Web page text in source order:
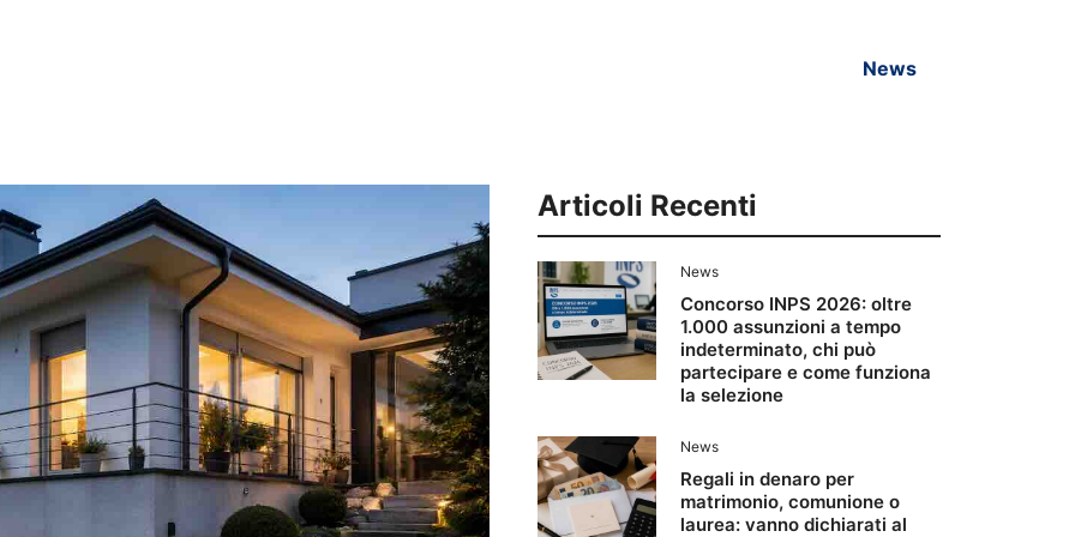
News
Articoli Recenti
News
Concorso INPS 2026: oltre
1.000 assunzioni a tempo
indeterminato, chi può
partecipare e come funziona
la selezione
News
Regali in denaro per
matrimonio, comunione o
laurea: vanno dichiarati al